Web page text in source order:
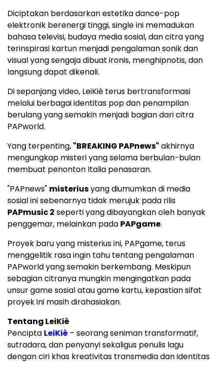
Diciptakan berdasarkan estetika dance-pop
elektronik berenergi tinggi, single ini memadukan
bahasa televisi, budaya media sosial, dan citra yang
terinspirasi kartun menjadi pengalaman sonik dan
visual yang sengaja dibuat ironis, menghipnotis, dan
langsung dapat dikenali.
Di sepanjang video, LeiKiè terus bertransformasi
melalui berbagai identitas pop dan penampilan
berulang yang semakin menjadi bagian dari citra
PAPworld.
Yang terpenting, "BREAKING PAPnews" akhirnya
mengungkap misteri yang selama berbulan-bulan
membuat penonton Italia penasaran.
"PAPnews" misteriusyang diumumkan di media
sosial ini sebenarnya tidak merujuk pada rilis
PAPmusic 2 seperti yang dibayangkan oleh banyak
penggemar, melainkan pada PAPgame.
Proyek baru yang misterius ini, PAPgame, terus
menggelitik rasa ingin tahu tentang pengalaman
PAPworld yang semakin berkembang. Meskipun
sebagian citranya mungkin mengingatkan pada
unsur game sosial atau game kartu, kepastian sifat
proyek ini masih dirahasiakan.
Tentang LeiKiè
Pencipta LeiKiè – seorang seniman transformatif,
sutradara, dan penyanyi sekaligus penulis lagu
dengan ciri khas kreativitas transmedia dan identitas